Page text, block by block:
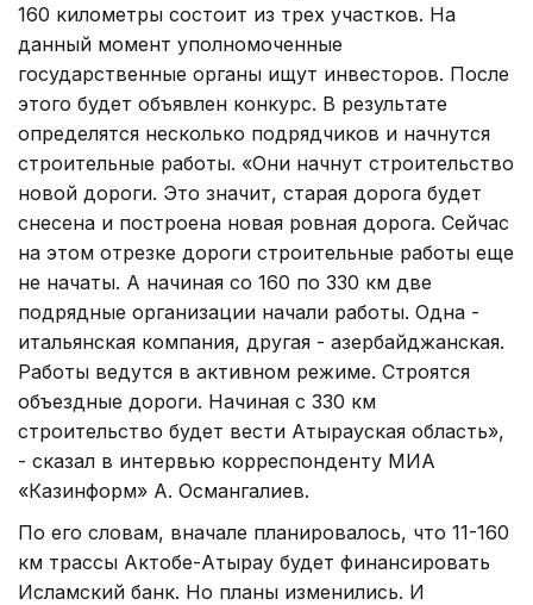
160 километры состоит из трех участков. На
данный момент уполномоченные
государственные органы ищут инвесторов. После
этого будет объявлен конкурс. В результате
определятся несколько подрядчиков и начнутся
строительные работы. «Они начнут строительство
новой дороги. Это значит, старая дорога будет
снесена и построена новая ровная дорога. Сейчас
на этом отрезке дороги строительные работы еще
не начаты. А начиная со 160 по 330 км две
подрядные организации начали работы. Одна -
итальянская компания, другая - азербайджанская.
Работы ведутся в активном режиме. Строятся
объездные дороги. Начиная с 330 км
строительство будет вести Атырауская область»,
- сказал в интервью корреспонденту МИА
«Казинформ» А. Османгалиев.
По его словам, вначале планировалось, что 11-160
км трассы Актобе-Атырау будет финансировать
Исламский банк. Но планы изменились. И